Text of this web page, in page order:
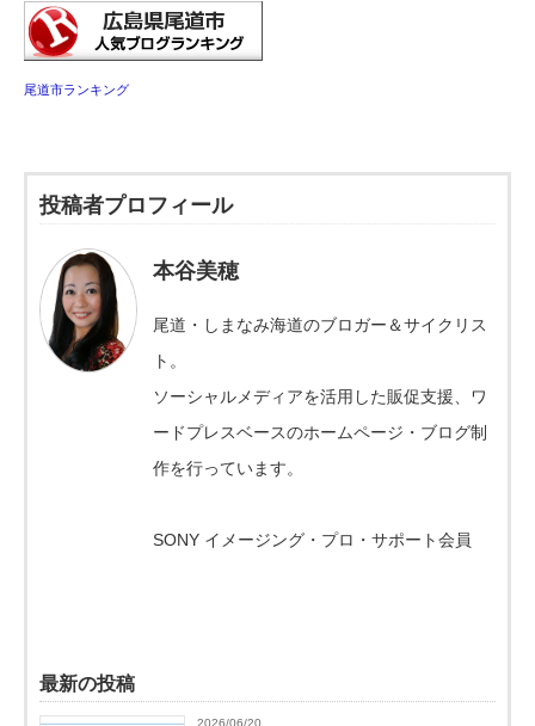
尾道市ランキング
投稿者プロフィール
本谷美穂
尾道・しまなみ海道のブロガー＆サイクリス
ト。
ソーシャルメディアを活用した販促支援、ワ
ードプレスベースのホームページ・ブログ制
作を行っています。
SONY イメージング・プロ・サポート会員
最新の投稿
2026/06/20